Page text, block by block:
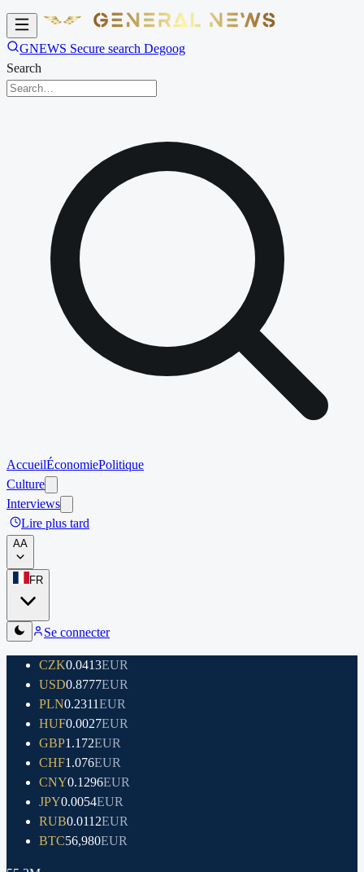
GNEWS Secure search Degoog
Search
AccueilÉconomiePolitique
Culture
Interviews
Lire plus tard
AA
FR
Se connecter
CZK0.0413EUR
USD0.8777EUR
PLN0.2311EUR
HUF0.0027EUR
GBP1.172EUR
CHF1.076EUR
CNY0.1296EUR
JPY0.0054EUR
RUB0.0112EUR
BTC56,980EUR